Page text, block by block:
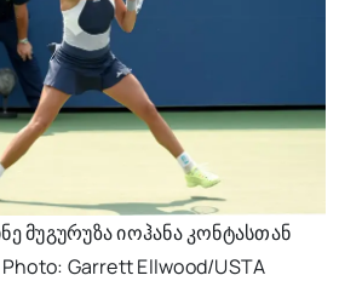
მუგურუზა იოჰანა კონტასთან
Photo: Garrett Ellwood/USTA